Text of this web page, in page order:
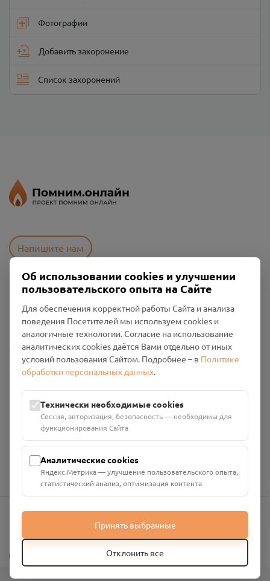
Фотографии
Добавить захоронение
Список захоронений
Напишите нам
Пользовательское соглашение
Политика конфиденциальности
Промо-материалы
Настройки cookies
Общество с ограниченной ответственностью «Смоленский
ИНН: 6700029207 ОГРН: 1256700001986
Юридический адрес: 216790, Смоленская область, р-н
Руднянский, г. Рудня, улица Западная, д. 26А, пом. 18
Номер счёта: 40702810901130004287 в АО "АЛЬФА-БАНК"
Кор. счёт: 30101810200000000593
info@pomnim.online
Об использовании cookies и улучшении
пользовательского опыта на Сайте
Для обеспечения корректной работы Сайта и анализа
поведения Посетителей мы используем cookies и
аналогичные технологии. Согласие на использование
аналитических cookies даётся Вами отдельно от иных
условий пользования Сайтом. Подробнее – в Политике
обработки персональных данных.
Технически необходимые cookies
Сессия, авторизация, безопасность — необходимы для
функционирования Сайта
Аналитические cookies
Яндекс.Метрика — улучшение пользовательского опыта,
статистический анализ, оптимизация контента
Принять выбранные
Отклонить все